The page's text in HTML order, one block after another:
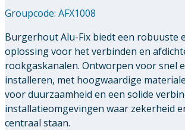
Groupcode: AFX1008
Burgerhout Alu-Fix biedt een robuuste
oplossing voor het verbinden en
rookgaskanalen. Ontworpen voor snel
installeren, met hoogwaardige
voor duurzaamheid en een solide
installatieomgevingen waar zekerheid
centraal staan.